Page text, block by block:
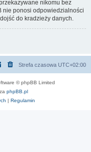
nikomu bez
nie ponosi odpowiedzialności
do kradzieży danych.
Strefa czasowa UTC+02:00
© phpBB Limited
phpBB.pl
| Regulamin